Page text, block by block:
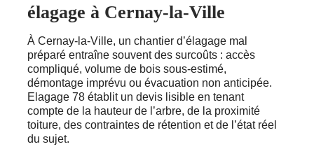
élagage à Cernay-la-Ville
À Cernay-la-Ville, un chantier d’élagage mal
préparé entraîne souvent des surcoûts : accès
compliqué, volume de bois sous-estimé,
démontage imprévu ou évacuation non anticipée.
Elagage 78 établit un devis lisible en tenant
compte de la hauteur de l’arbre, de la proximité
toiture, des contraintes de rétention et de l’état réel
du sujet.